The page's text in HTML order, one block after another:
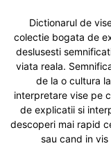
Dictionarul de
colectie bogata de
deslusesti
viata reala.
de la o cultura
interpretare vise pe
de explicatii si
descoperi mai rapid
sau cand in